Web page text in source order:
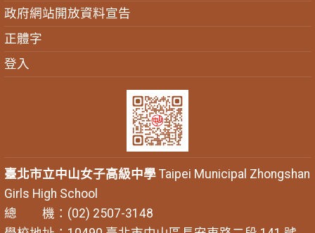
政府網站開放資料宣告
正體字
登入
臺北市立中山女子高級中學Taipei Municipal Zhongshan
Girls High School
總 機：(02) 2507-3148